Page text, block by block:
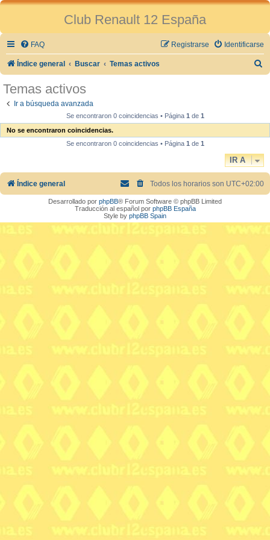
Club Renault 12 España
FAQ Identificarse
Registrarse
Índice general Buscar Temas activos
a
Temas activos
Ir a búsqueda avanzada
Se encontraron 0 coincidencias • Página 1de 1
No se encontraron coincidencias.
Se encontraron 0 coincidencias • Página 1de 1
IR A
Índice general Todos los horarios son UTC+02:00
Desarrollado por phpBB® Forum Software © phpBB Limited
Traducción al español por phpBB España
Style by phpBB Spain